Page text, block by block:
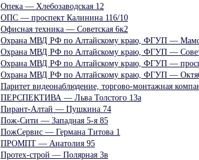
Опека — Хлебозаводская 12
ОПС — проспект Калинина 116/10
Офисная техника — Советская 6к2
Охрана МВД РФ по Алтайскому краю, ФГУП —
Охрана МВД РФ по Алтайскому краю, ФГУП —
Охрана МВД РФ по Алтайскому краю, ФГУП —
Охрана МВД РФ по Алтайскому краю, ФГУП —
Паритет видеонаблюдение, торгово-монтажная
ПЕРСПЕКТИВА — Льва Толстого 13а
Пирант-Алтай — Пушкина 74
Пож-Сити — Западная 5-я 85
ПожСервис — Германа Титова 1
ПРОМПТ — Анатолия 95
Протех-строй — Полярная 3в